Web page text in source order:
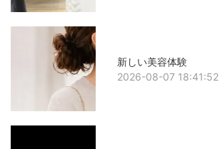
新しい美容体験
2026-08-07 18:41:52